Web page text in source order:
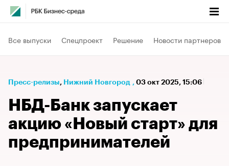
Все выпуски Спецпроект Решение Новости партнеров
Пресс-релизы⁠, Нижний Новгород , 03 окт 2025, 15:06
НБД-Банк запускает
акцию «Новый старт» для
предпринимателей